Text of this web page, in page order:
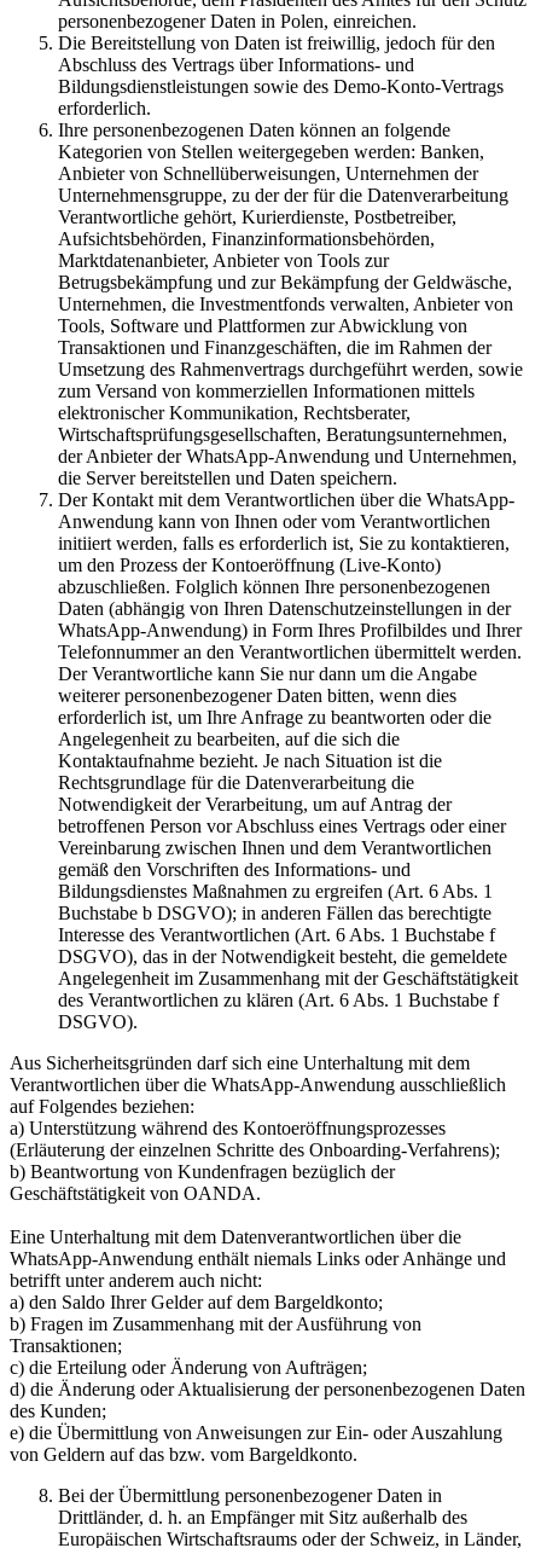
personenbezogener Daten in Polen, einreichen.
Die Bereitstellung von Daten ist freiwillig, jedoch für den
Abschluss des Vertrags über Informations- und
Bildungsdienstleistungen sowie des Demo-Konto-Vertrags
erforderlich.
Ihre personenbezogenen Daten können an folgende
Kategorien von Stellen weitergegeben werden: Banken,
Anbieter von Schnellüberweisungen, Unternehmen der
Unternehmensgruppe, zu der der für die Datenverarbeitung
Verantwortliche gehört, Kurierdienste, Postbetreiber,
Aufsichtsbehörden, Finanzinformationsbehörden,
Marktdatenanbieter, Anbieter von Tools zur
Betrugsbekämpfung und zur Bekämpfung der Geldwäsche,
Unternehmen, die Investmentfonds verwalten, Anbieter von
Tools, Software und Plattformen zur Abwicklung von
Transaktionen und Finanzgeschäften, die im Rahmen der
Umsetzung des Rahmenvertrags durchgeführt werden, sowie
zum Versand von kommerziellen Informationen mittels
elektronischer Kommunikation, Rechtsberater,
Wirtschaftsprüfungsgesellschaften, Beratungsunternehmen,
der Anbieter der WhatsApp-Anwendung und Unternehmen,
die Server bereitstellen und Daten speichern.
Der Kontakt mit dem Verantwortlichen über die WhatsApp-
Anwendung kann von Ihnen oder vom Verantwortlichen
initiiert werden, falls es erforderlich ist, Sie zu kontaktieren,
um den Prozess der Kontoeröffnung (Live-Konto)
abzuschließen. Folglich können Ihre personenbezogenen
Daten (abhängig von Ihren Datenschutzeinstellungen in der
WhatsApp-Anwendung) in Form Ihres Profilbildes und Ihrer
Telefonnummer an den Verantwortlichen übermittelt werden.
Der Verantwortliche kann Sie nur dann um die Angabe
weiterer personenbezogener Daten bitten, wenn dies
erforderlich ist, um Ihre Anfrage zu beantworten oder die
Angelegenheit zu bearbeiten, auf die sich die
Kontaktaufnahme bezieht. Je nach Situation ist die
Rechtsgrundlage für die Datenverarbeitung die
Notwendigkeit der Verarbeitung, um auf Antrag der
betroffenen Person vor Abschluss eines Vertrags oder einer
Vereinbarung zwischen Ihnen und dem Verantwortlichen
gemäß den Vorschriften des Informations- und
Bildungsdienstes Maßnahmen zu ergreifen (Art. 6 Abs. 1
Buchstabe b DSGVO); in anderen Fällen das berechtigte
Interesse des Verantwortlichen (Art. 6 Abs. 1 Buchstabe f
DSGVO), das in der Notwendigkeit besteht, die gemeldete
Angelegenheit im Zusammenhang mit der Geschäftstätigkeit
des Verantwortlichen zu klären (Art. 6 Abs. 1 Buchstabe f
DSGVO).
Aus Sicherheitsgründen darf sich eine Unterhaltung mit dem
Verantwortlichen über die WhatsApp-Anwendung ausschließlich
auf Folgendes beziehen:
a) Unterstützung während des Kontoeröffnungsprozesses
(Erläuterung der einzelnen Schritte des Onboarding-Verfahrens);
b) Beantwortung von Kundenfragen bezüglich der
Geschäftstätigkeit von OANDA.
Eine Unterhaltung mit dem Datenverantwortlichen über die
WhatsApp-Anwendung enthält niemals Links oder Anhänge und
betrifft unter anderem auch nicht:
a) den Saldo Ihrer Gelder auf dem Bargeldkonto;
b) Fragen im Zusammenhang mit der Ausführung von
Transaktionen;
c) die Erteilung oder Änderung von Aufträgen;
d) die Änderung oder Aktualisierung der personenbezogenen Daten
des Kunden;
e) die Übermittlung von Anweisungen zur Ein- oder Auszahlung
von Geldern auf das bzw. vom Bargeldkonto.
Bei der Übermittlung personenbezogener Daten in
Drittländer, d. h. an Empfänger mit Sitz außerhalb des
Europäischen Wirtschaftsraums oder der Schweiz, in Länder,